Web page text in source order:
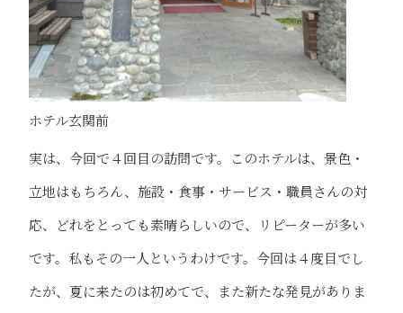
ホテル玄関前
実は、今回で４回目の訪問です。このホテルは、景色・
立地はもちろん、施設・食事・サービス・職員さんの対
応、どれをとっても素晴らしいので、リピーターが多い
です。私もその一人というわけです。今回は４度目でし
たが、夏に来たのは初めてで、また新たな発見がありま